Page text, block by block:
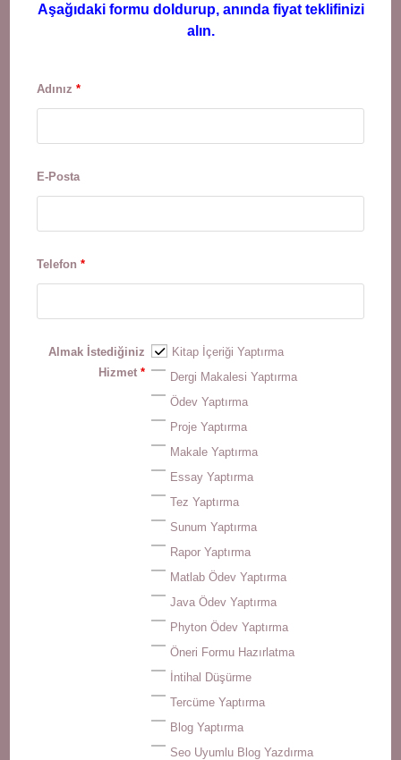
Aşağıdaki formu doldurup, anında fiyat teklifinizi
alın.
Adınız*
E-Posta
Telefon*
Almak İstediğiniz
Hizmet *
Kitap İçeriği Yaptırma
Dergi Makalesi Yaptırma
Ödev Yaptırma
Proje Yaptırma
Makale Yaptırma
Essay Yaptırma
Tez Yaptırma
Sunum Yaptırma
Rapor Yaptırma
Matlab Ödev Yaptırma
Java Ödev Yaptırma
Phyton Ödev Yaptırma
Öneri Formu Hazırlatma
İntihal Düşürme
Tercüme Yaptırma
Blog Yaptırma
Seo Uyumlu Blog Yazdırma